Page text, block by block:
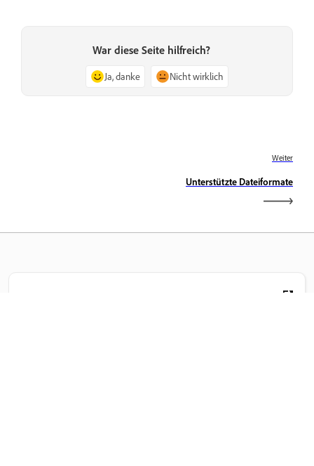
War diese Seite hilfreich?
Ja, danke Nicht wirklich
Weiter
Unterstützte Dateiformate